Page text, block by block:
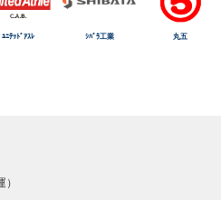
ﾕﾆﾃｯﾄﾞｱｽﾚ ｼﾊﾞﾗ工業 丸五